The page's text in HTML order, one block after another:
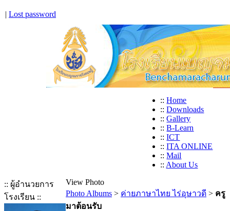
| Lost password
:: Home
:: Downloads
:: Gallery
:: B-Learn
:: ICT
:: ITA ONLINE
:: Mail
:: About Us
:: ผู้อำนวยการ
โรงเรียน ::
View Photo
Photo Albums > ค่ายภาษาไทย ไร่อุษาวดี > ครู
มาต้อนรับ